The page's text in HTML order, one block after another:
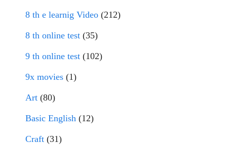
8 th e learnig Video (212)
8 th online test (35)
9 th online test (102)
9x movies (1)
Art (80)
Basic English (12)
Craft (31)